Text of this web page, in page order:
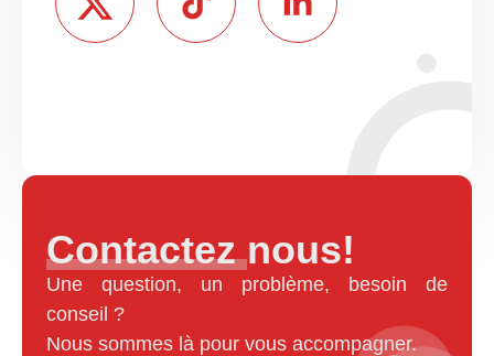
Contactez nous!
Une question, un problème, besoin de
conseil ?
Nous sommes là pour vous accompagner.